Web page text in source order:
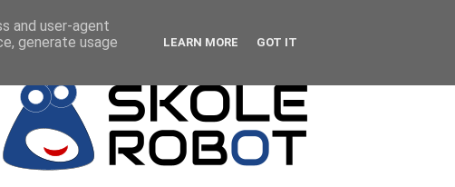
and user-agent
generate usage
LEARN MORE GOT IT